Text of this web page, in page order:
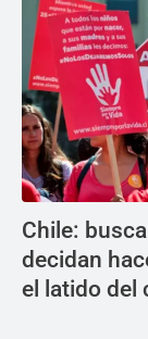
Chile:
decidan
el latido del